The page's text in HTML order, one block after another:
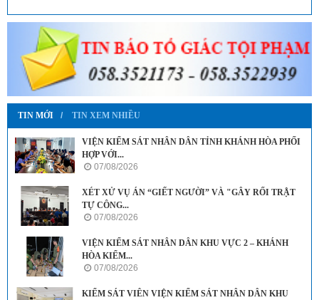
TIN MỚI TIN XEM NHIỀU
VIỆN KIỂM SÁT NHÂN DÂN TỈNH KHÁNH HÒA PHỐI
HỢP VỚI...
07/08/2026
XÉT XỬ VỤ ÁN “GIẾT NGƯỜI” VÀ "GÂY RỐI TRẬT
TỰ CÔNG...
07/08/2026
VIỆN KIỂM SÁT NHÂN DÂN KHU VỰC 2 – KHÁNH
HÒA KIỂM...
07/08/2026
KIỂM SÁT VIÊN VIỆN KIỂM SÁT NHÂN DÂN KHU